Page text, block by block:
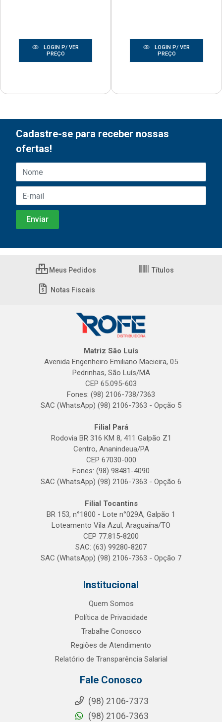
LOGIN P/ VER
PREÇO
LOGIN P/ VER
PREÇO
Cadastre-se para receber nossas
ofertas!
Meus Pedidos Títulos
Notas Fiscais
Matriz São Luís
Avenida Engenheiro Emiliano Macieira, 05
Pedrinhas, São Luís/MA
CEP 65.095-603
Fones: (98) 2106-738/7363
SAC (WhatsApp) (98) 2106-7363 - Opção 5
Filial Pará
Rodovia BR 316 KM 8, 411 Galpão Z1
Centro, Ananindeua/PA
CEP 67030-000
Fones: (98) 98481-4090
SAC (WhatsApp) (98) 2106-7363 - Opção 6
Filial Tocantins
BR 153, n°1800 - Lote n°029A, Galpão 1
Loteamento Vila Azul, Araguaína/TO
CEP 77.815-8200
SAC: (63) 99280-8207
SAC (WhatsApp) (98) 2106-7363 - Opção 7
Institucional
Quem Somos
Política de Privacidade
Trabalhe Conosco
Regiões de Atendimento
Relatório de Transparência Salarial
Fale Conosco
(98) 2106-7373
(98) 2106-7363